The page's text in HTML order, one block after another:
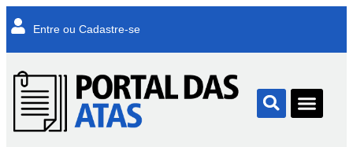
Entre ou Cadastre-se